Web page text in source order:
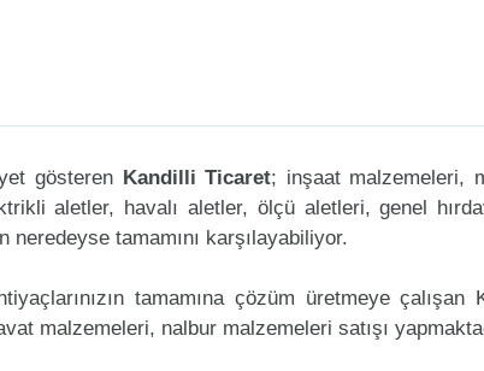
gösteren Kandilli Ticaret; inşaat malzemeleri,
aletler, havalı aletler, ölçü aletleri, genel
neredeyse tamamını karşılayabiliyor.
tamamına çözüm üretmeye çalışan
malzemeleri, nalbur malzemeleri satışı